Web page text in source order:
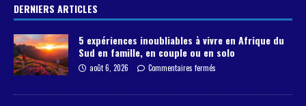
DERNIERS ARTICLES
5 expériences inoubliables à vivre en Afrique du
Sud en famille, en couple ou en solo
août 6, 2026 Commentaires fermés